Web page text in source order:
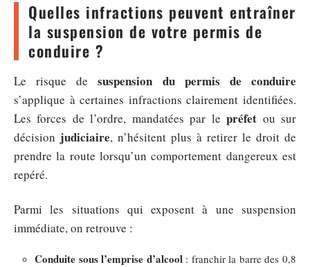
Quelles infractions peuvent entraîner
la suspension de votre permis de
conduire ?
Le risque desuspension du permis de conduire
s’applique à certaines infractions clairement identifiées.
Les forces de l’ordre, mandatées par lepréfet ou sur
décision judiciaire, n’hésitent plus à retirer le droit de
prendre la route lorsqu’un comportement dangereux est
repéré.
Parmi les situations qui exposent à une suspension
immédiate, on retrouve :
Conduite sous l’emprise d’alcool: franchir la barre des 0,8